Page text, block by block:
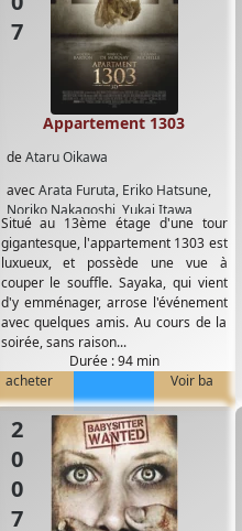
deAtaru Oikawa
avecArata Furuta, Eriko Hatsune,
Noriko Nakagoshi Yukai Itawa
Appartement 1303
Situé au 13ème étage d'une tour
gigantesque, l'appartement 1303 est
luxueux, et possède une vue à
couper le souffle. Sayaka, qui vient
d'y emménager, arrose l'événement
avec quelques amis. Au cours de la
soirée, sans raison...
Durée : 94 min
acheter
Voir ba
2007